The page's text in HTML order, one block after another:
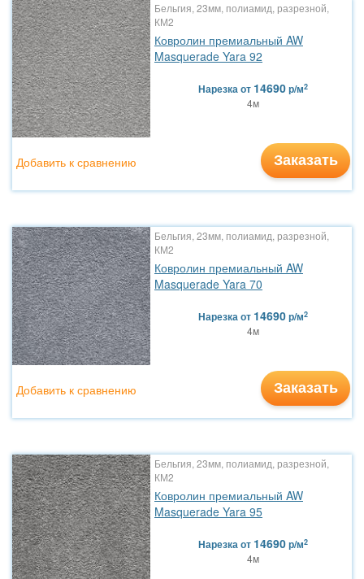
Бельгия, 23мм, полиамид, разрезной,
КМ2
Ковролин премиальный AW
Masquerade Yara 92
Нарезкаот 14690р/м2
4м
Заказать
Добавить к сравнению
Бельгия, 23мм, полиамид, разрезной,
КМ2
Ковролин премиальный AW
Masquerade Yara 70
Нарезкаот 14690р/м2
4м
Заказать
Добавить к сравнению
Бельгия, 23мм, полиамид, разрезной,
КМ2
Ковролин премиальный AW
Masquerade Yara 95
Нарезкаот 14690р/м2
4м